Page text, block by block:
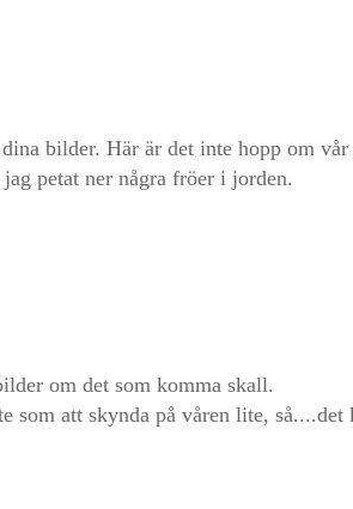
bilder. Här är det inte hopp om vår
petat ner några fröer i jorden.
om det som komma skall.
som att skynda på våren lite, så....det